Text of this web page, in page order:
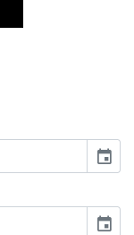
event
event